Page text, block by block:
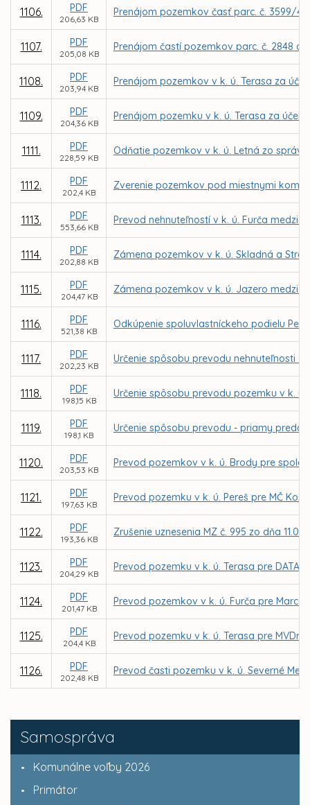
Samospráva
Komunálne voľby 2026
Primátor
1106. PDF
206,63 KB
Prenájom pozemkov časť parc. č. 3599/4
1107. PDF
205,08 KB
Prenájom častí pozemkov parc. č. 2848 a
1108. PDF
203,94 KB
Prenájom pozemkov v k. ú. Terasa za
1109. PDF
204,36 KB
Prenájom pozemku v k. ú. Terasa za
1111. PDF
228,59 KB
Odňatie pozemkov v k. ú. Letná zo
1112. PDF
202,4 KB
Zverenie pozemkov pod miestnymi
1113. PDF
553,66 KB
Prevod nehnuteľností v k. ú. Furča medzi
1114. PDF
202,88 KB
Zámena pozemkov v k. ú. Skladná a
1115. PDF
204,47 KB
Zámena pozemkov v k. ú. Jazero medzi
1116. PDF
521,38 KB
Odkúpenie spoluvlastníckeho podielu
1117. PDF
202,23 KB
Určenie spôsobu prevodu nehnuteľnosti -
1118. PDF
198,15 KB
Určenie spôsobu prevodu pozemku v k.
1119. PDF
198,1 KB
Určenie spôsobu prevodu - priamy predaj
1120. PDF
203,53 KB
Prevod pozemkov v k. ú. Brody pre
1121. PDF
197,63 KB
Prevod pozemku v k. ú. Pereš pre MČ
1122. PDF
193,36 KB
Zrušenie uznesenia MZ č. 995 zo dňa
1123. PDF
204,29 KB
Prevod pozemku v k. ú. Terasa pre
1124. PDF
201,47 KB
Prevod pozemkov v k. ú. Furča pre
1125. PDF
204,4 KB
Prevod pozemku v k. ú. Terasa pre
1126. PDF
202,48 KB
Prevod časti pozemku v k. ú. Severné